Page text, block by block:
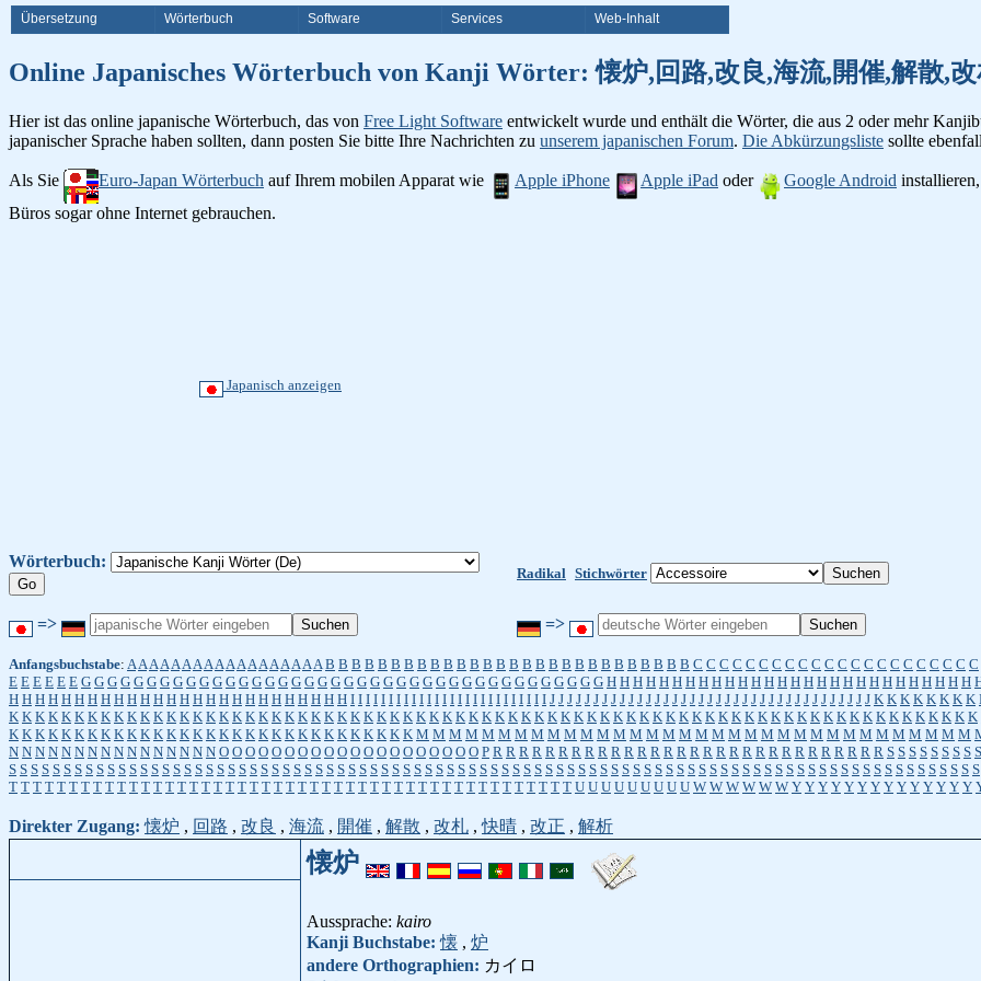
Übersetzung Wörterbuch Software Services Web-Inhalt
Online Japanisches Wörterbuch von Kanji Wörter: 懐炉,回路,改良,海流,開催,解散,
Hier ist das online japanische Wörterbuch, das von Free Light Software entwickelt wurde und enthält die Wörter, die aus 2 oder mehr
japanischer Sprache haben sollten, dann posten Sie bitte Ihre Nachrichten zu unserem japanischen Forum. Die Abkürzungsliste sollte
Als Sie Euro-Japan Wörterbuch auf Ihrem mobilen Apparat wie Apple iPhone Apple iPad oder Google Android
Büros sogar ohne Internet gebrauchen.
Japanisch anzeigen
Wörterbuch:
Radikal Stichwörter
=> =>
Anfangsbuchstabe: A A A A A A A A A A A A A A A A A A B B B B B B B B B B B B B B B B B B B B B B B B B B B B C C C C C C C C C C C C C C C C C C C C C C
E E E E E E G G G G G G G G G G G G G G G G G G G G G G G G G G G G G G G G G G G G G G G G H H H H H H H H H H H H H H H H H H H H H H H H H H H H
H H H H H H H H H H H H H H H H H H H H H H H H H H I I I I I I I I I I I I I I I I I I I I I I I I I I J J J J J J J J J J J J J J J J J J J J J J J J J J J J J J J J J J J J J K K K K K K K K
K K K K K K K K K K K K K K K K K K K K K K K K K K K K K K K K K K K K K K K K K K K K K K K K K K K K K K K K K K K K K K K K K K K K K K K K K K
K K K K K K K K K K K K K K K K K K K K K K K K K K K K K K K M M M M M M M M M M M M M M M M M M M M M M M M M M M M M M M M M M
N N N N N N N N N N N N N N N N O O O O O O O O O O O O O O O O O O O O P R R R R R R R R R R R R R R R R R R R R R R R R R R R R R R S S S S S S S S S
S S S S S S S S S S S S S S S S S S S S S S S S S S S S S S S S S S S S S S S S S S S S S S S S S S S S S S S S S S S S S S S S S S S S S S S S S S S S S S S S S S S S S S S S S
T T T T T T T T T T T T T T T T T T T T T T T T T T T T T T T T T T T T T T T T T T T T T T T U U U U U U U U U W W W W W W Y Y Y Y Y Y Y Y Y Y Y Y Y Y
Direkter Zugang:懐炉 , 回路 , 改良 , 海流 , 開催 , 解散 , 改札 ,快晴 , 改正 , 解析
懐炉
Aussprache: kairo
Kanji Buchstabe:懐 , 炉
andere Orthographien: カイロ